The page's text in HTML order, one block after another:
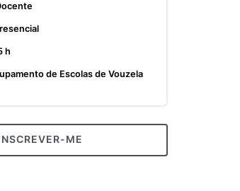
h
de Escolas de Vouzela
ME